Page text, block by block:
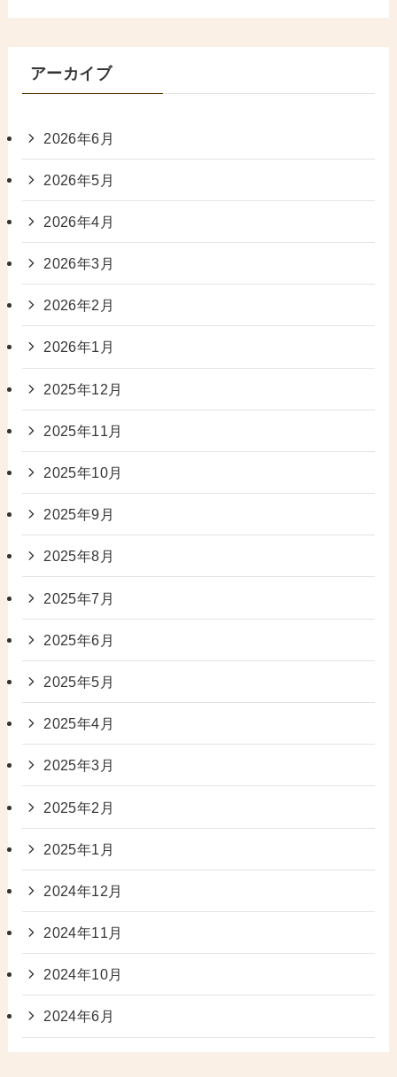
アーカイブ
2026年6月
2026年5月
2026年4月
2026年3月
2026年2月
2026年1月
2025年12月
2025年11月
2025年10月
2025年9月
2025年8月
2025年7月
2025年6月
2025年5月
2025年4月
2025年3月
2025年2月
2025年1月
2024年12月
2024年11月
2024年10月
2024年6月